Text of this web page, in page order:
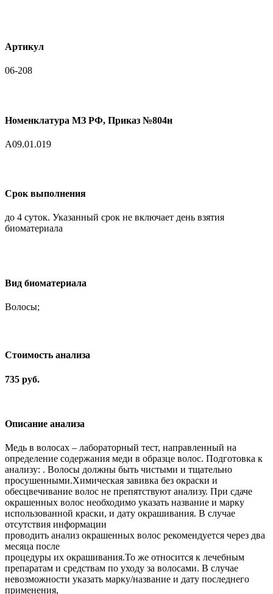
Артикул
06-208
Номенклатура МЗ РФ, Приказ №804н
A09.01.019
Срок выполнения
до 4 суток. Указанный срок не включает день взятия
биоматериала
Вид биоматериала
Волосы;
Cтоимость анализа
735 руб.
Описание анализа
Медь в волосах – лабораторный тест, направленный на
определение содержания меди в образце волос. Подготовка к
анализу: . Волосы должны быть чистыми и тщательно
просушенными.Химическая завивка без окраски и
обесцвечивание волос не препятствуют анализу. При сдаче
окрашенных волос необходимо указать название и марку
использованной краски, и дату окрашивания. В случае
отсутствия информации
проводить анализ окрашенных волос рекомендуется через два
месяца после
процедуры их окрашивания.То же относится к лечебным
препаратам и средствам по уходу за волосами. В случае
невозможности указать марку/название и дату последнего
применения,